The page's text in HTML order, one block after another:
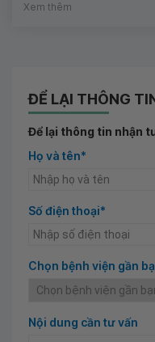
Xem thêm
ĐỂ LẠI THÔNG
Để lại thông tin nhận
Họ và tên*
Số điện thoại*
Chọn bệnh viện gần
Nội dung cần tư vấn